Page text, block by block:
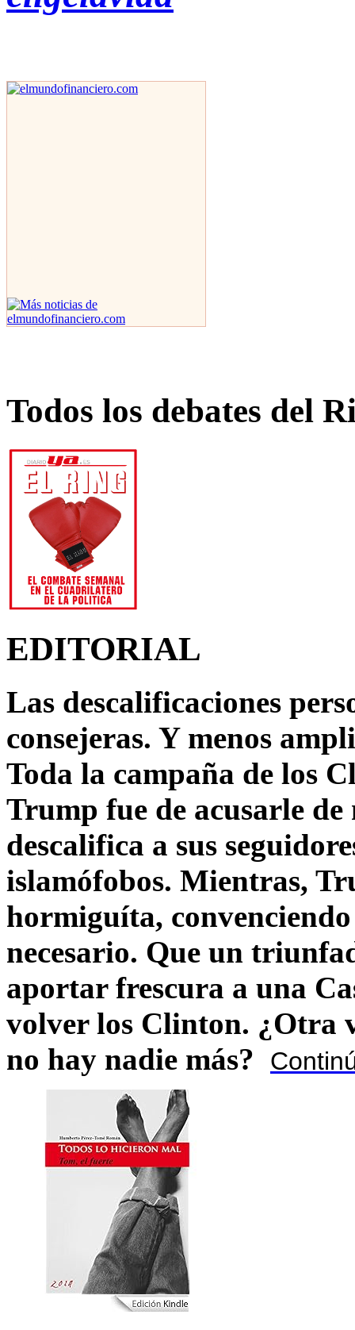
Todos los debates del
EDITORIAL
Las descalificaciones
consejeras. Y menos
Toda la campaña de los
Trump fue de acusarle
descalifica a sus
islamófobos. Mientras,
hormiguíta,
necesario. Que un
aportar frescura a una
volver los Clinton. ¿Otra
no hay nadie más?